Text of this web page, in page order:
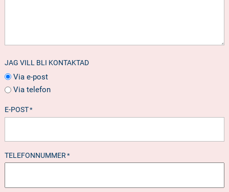
JAG VILL BLI KONTAKTAD
Via e-post
Via telefon
E-POST*
TELEFONNUMMER *